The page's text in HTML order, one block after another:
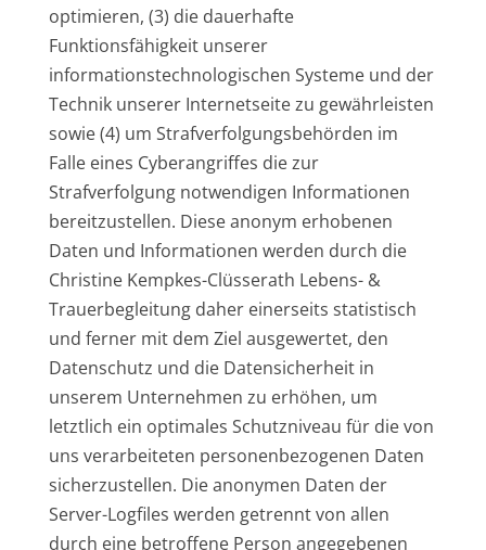
optimieren, (3) die dauerhafte
Funktionsfähigkeit unserer
informationstechnologischen Systeme und der
Technik unserer Internetseite zu gewährleisten
sowie (4) um Strafverfolgungsbehörden im
Falle eines Cyberangriffes die zur
Strafverfolgung notwendigen Informationen
bereitzustellen. Diese anonym erhobenen
Daten und Informationen werden durch die
Christine Kempkes-Clüsserath Lebens- &
Trauerbegleitung daher einerseits statistisch
und ferner mit dem Ziel ausgewertet, den
Datenschutz und die Datensicherheit in
unserem Unternehmen zu erhöhen, um
letztlich ein optimales Schutzniveau für die von
uns verarbeiteten personenbezogenen Daten
sicherzustellen. Die anonymen Daten der
Server-Logfiles werden getrennt von allen
durch eine betroffene Person angegebenen